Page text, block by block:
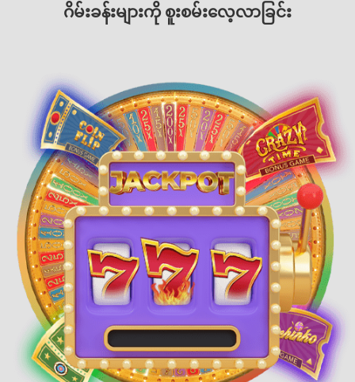
ဂိမ်းခန်းများကို စူးစမ်းလေ့လာခြင်း